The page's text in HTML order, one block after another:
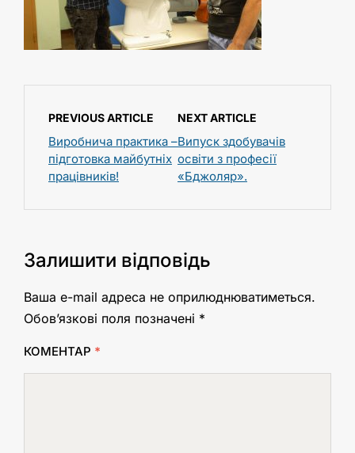
PREVIOUS ARTICLE
Виробнича практика –
підготовка майбутніх
працівників!
NEXT ARTICLE
Випуск здобувачів
освіти з професії
«Бджоляр».
Залишити відповідь
Ваша e-mail адреса не оприлюднюватиметься.
Обов’язкові поля позначені *
КОМЕНТАР *